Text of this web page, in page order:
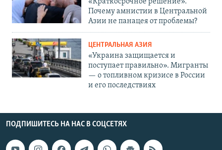
«Краткосрочное решение».
Почему амнистии в Центральной
Азии не панацея от проблемы?
ЦЕНТРАЛЬНАЯ АЗИЯ
«Украина защищается и
поступает правильно». Мигранты
— о топливном кризисе в России
и его последствиях
ПОДПИШИТЕСЬ НА НАС В СОЦСЕТЯХ